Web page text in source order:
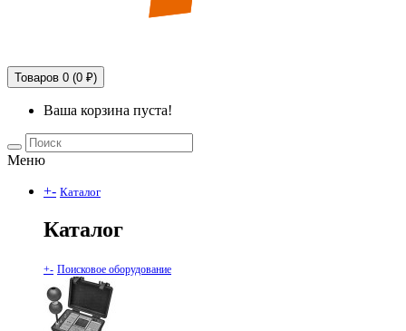
Товаров 0 (0 ₽)
Ваша корзина пуста!
Меню
+- Каталог
Каталог
+- Поисковое оборудование